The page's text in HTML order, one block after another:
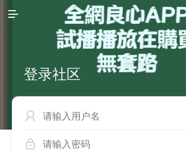

登录社区

